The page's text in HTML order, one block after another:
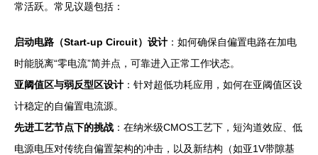
常活跃。常见议题包括：
启动电路（Start-up Circuit）设计 ：如何确保自偏置电路在加电
时能脱离“零电流”简并点，可靠进入正常工作状态。
亚阈值区与弱反型区设计 ：针对超低功耗应用，如何在亚阈值区设
计稳定的自偏置电流源。
先进工艺节点下的挑战 ：在纳米级CMOS工艺下，短沟道效应、低
电源电压对传统自偏置架构的冲击，以及新结构（如亚1V带隙基